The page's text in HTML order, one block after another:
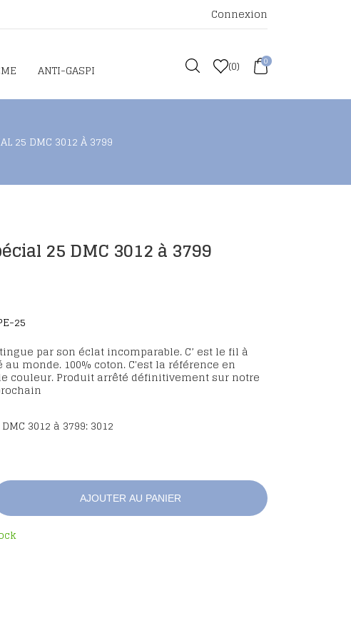
Connexion
ANTI-GASPI (0) 0
25 DMC 3012 À 3799
25 DMC 3012 à 3799
25
par son éclat incomparable. C’ est le fil à
monde. 100% coton. C'est la référence en
couleur. Produit arrêté définitivement sur notre
3012 à 3799: 3012
AJOUTER AU PANIER